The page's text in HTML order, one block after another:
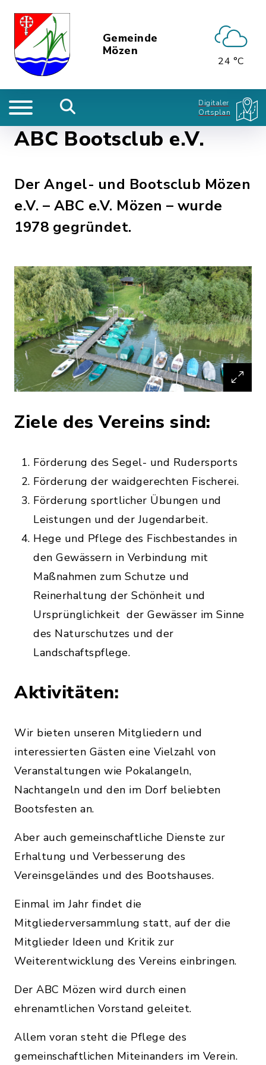
Gemeinde
Mözen
24 °C
Digitaler
Ortsplan
ABC Bootsclub e.V.
Der Angel- und Bootsclub Mözen
e.V. – ABC e.V. Mözen – wurde
1978 gegründet.
Ziele des Vereins sind:
Förderung des Segel- und Rudersports
Förderung der waidgerechten Fischerei.
Förderung sportlicher Übungen und
Leistungen und der Jugendarbeit.
Hege und Pflege des Fischbestandes in
den Gewässern in Verbindung mit
Maßnahmen zum Schutze und
Reinerhaltung der Schönheit und
Ursprünglichkeit der Gewässer im Sinne
des Naturschutzes und der
Landschaftspflege.
Aktivitäten:
Wir bieten unseren Mitgliedern und
interessierten Gästen eine Vielzahl von
Veranstaltungen wie Pokalangeln,
Nachtangeln und den im Dorf beliebten
Bootsfesten an.
Aber auch gemeinschaftliche Dienste zur
Erhaltung und Verbesserung des
Vereinsgeländes und des Bootshauses.
Einmal im Jahr findet die
Mitgliederversammlung statt, auf der die
Mitglieder Ideen und Kritik zur
Weiterentwicklung des Vereins einbringen.
Der ABC Mözen wird durch einen
ehrenamtlichen Vorstand geleitet.
Allem voran steht die Pflege des
gemeinschaftlichen Miteinanders im Verein.